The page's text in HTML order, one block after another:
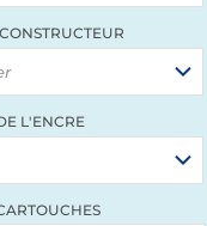
L'ENCRE